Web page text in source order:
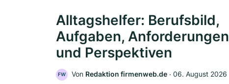
Alltagshelfer: Berufsbild,
Aufgaben, Anforderungen
und Perspektiven
FW Von Redaktion firmenweb.de ‧ 06. August 2026